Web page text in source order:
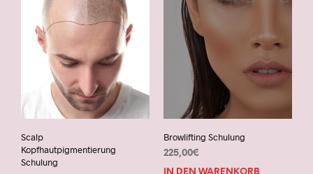
Scalp
Kopfhautpigmentierung
Schulung
Browlifting Schulung
225,00€